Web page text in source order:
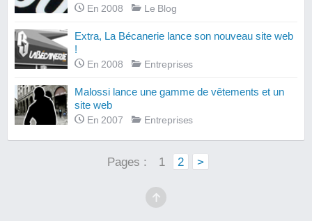
En 2008 Le Blog
Extra, La Bécanerie lance son nouveau site web
!
En 2008 Entreprises
Malossi lance une gamme de vêtements et un
site web
En 2007 Entreprises
Pages : 1 2 >